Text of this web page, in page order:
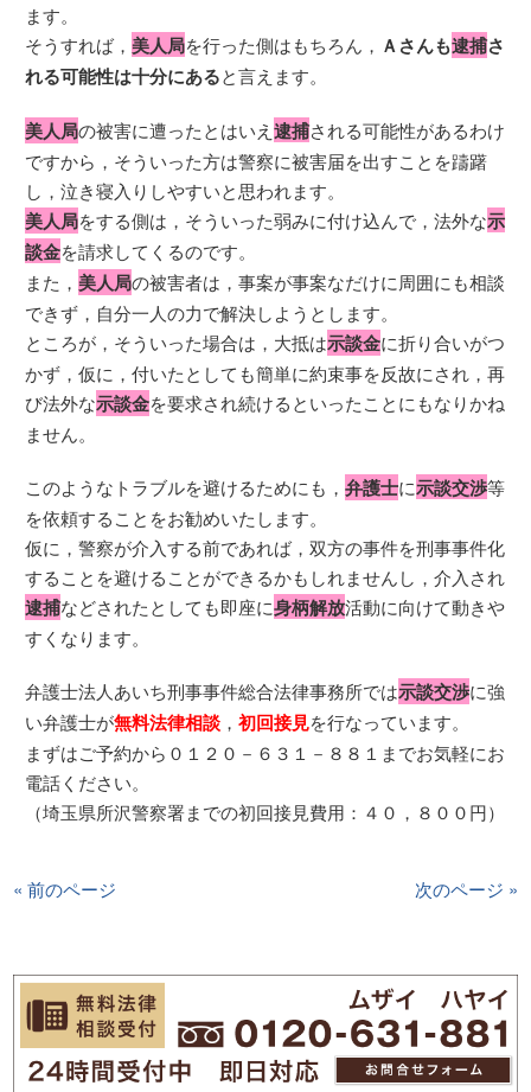
ます。
そうすれば，美人局を行った側はもちろん， Ａさんも逮捕さ
れる可能性は十分にあると言えます。
美人局の被害に遭ったとはいえ逮捕される可能性があるわけ
ですから，そういった方は警察に被害届を出すことを躊躇
し，泣き寝入りしやすいと思われます。
美人局をする側は，そういった弱みに付け込んで，法外な示
談金を請求してくるのです。
また，美人局の被害者は，事案が事案なだけに周囲にも相談
できず，自分一人の力で解決しようとします。
ところが，そういった場合は，大抵は示談金に折り合いがつ
かず，仮に，付いたとしても簡単に約束事を反故にされ，再
び法外な示談金を要求され続けるといったことにもなりかね
ません。
このようなトラブルを避けるためにも，弁護士に示談交渉等
を依頼することをお勧めいたします。
仮に，警察が介入する前であれば，双方の事件を刑事事件化
することを避けることができるかもしれませんし，介入され
逮捕などされたとしても即座に身柄解放活動に向けて動きや
すくなります。
弁護士法人あいち刑事事件総合法律事務所では示談交渉に強
い弁護士が無料法律相談 ，初回接見を行なっています。
まずはご予約から０１２０－６３１－８８１までお気軽にお
電話ください。
（埼玉県所沢警察署までの初回接見費用：４０，８００円）
« 前のページ 次のページ »